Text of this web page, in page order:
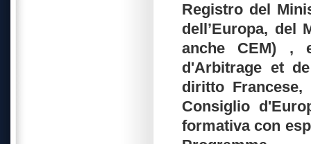
Registro del
dell’Europa, del
anche CEM) ,
d'Arbitrage et
diritto
Consiglio
formativa con